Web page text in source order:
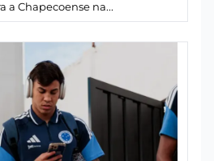
a Chapecoense na...